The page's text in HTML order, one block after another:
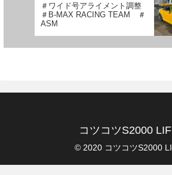
＃ワイド号アライメント調整
＃B-MAX RACING TEAM ＃
ASM
コツコツS2000
© 2020 コツコツS2000